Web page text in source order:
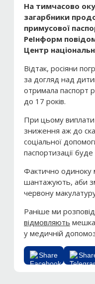
На тимчасово
загарбники
примусової
РеІнформ
Центр
Відтак, росіяни
за догляд над
отримала паспорт
до 17 років.
При цьому виплати
зниження аж до
соціальної
паспортизації
Фактично одиноку
шантажують, аби
червону
Раніше ми
відмовляють
у медичній
Share